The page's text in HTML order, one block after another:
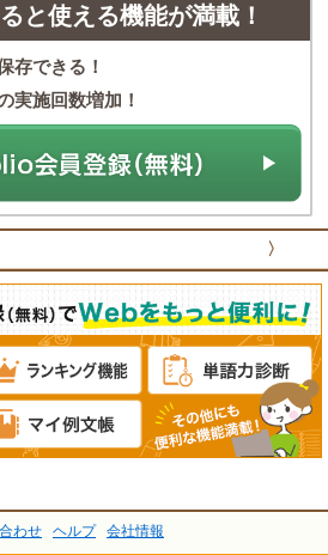
と使える機能が満載！
存できる！
実施回数増加！
〉
わせ ヘルプ 会社情報